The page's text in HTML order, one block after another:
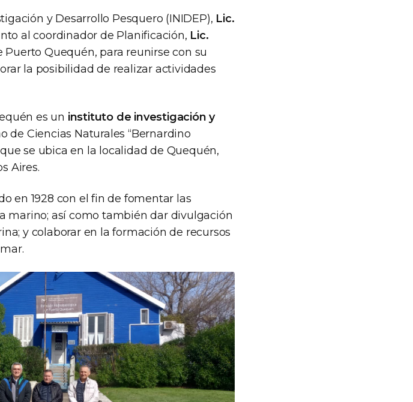
y Desarrollo Pesquero (INIDEP), Lic.
al coordinador de Planificación, Lic.
Quequén, para reunirse con su
la posibilidad de realizar actividades
es un instituto de investigación y
Ciencias Naturales “Bernardino
se ubica en la localidad de Quequén,
Aires.
en 1928 con el fin de fomentar las
marino; así como también dar divulgación
y colaborar en la formación de recursos